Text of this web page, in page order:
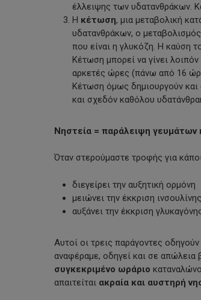
έλλειψης των υδατανθράκων.
Η κέτωση, μια μεταβολική
υδατανθράκων, ο
που είναι η γλυκόζη. Η καύση
Κέτωση μπορεί να γίνει
αρκετές ώρες (πάνω από 16
Κέτωση όμως δημιουργούν και
και σχεδόν καθόλου
Νηστεία = παράλειψη γευμάτων
Όταν στερούμαστε τροφής για
διεγείρει την αυξητική ορμόνη
μειώνει την έκκριση ινσουλίνης
αυξάνει την έκκριση
Αυτοί οι τρεις παράγοντες
αναφέραμε, οδηγεί και σε απώλεια
συγκεκριμένο ωράριο
απαιτείται ακραία και αυστηρή